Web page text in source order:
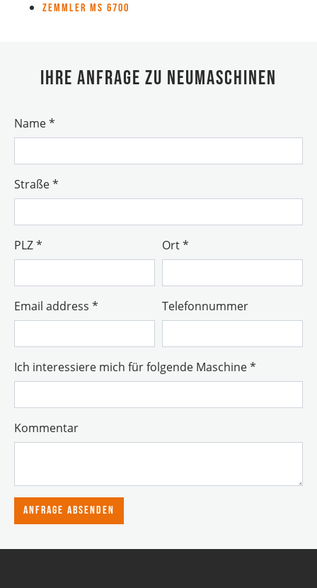
Zemmler MS 6700
Ihre Anfrage zu Neumaschinen
Name*
Straße*
PLZ* Ort*
Email address * Telefonnummer
Ich interessiere mich für folgende Maschine*
Kommentar
Anfrage absenden